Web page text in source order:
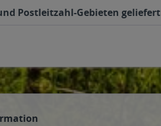
Postleitzahl-Gebieten geliefert